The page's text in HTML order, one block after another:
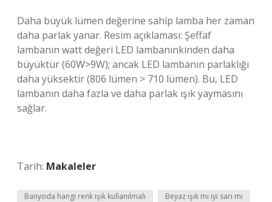
Daha büyük lümen değerine sahip lamba her zaman
daha parlak yanar. Resim açıklaması: Şeffaf
lambanın watt değeri LED lambanınkinden daha
büyüktür (60W>9W); ancak LED lambanın parlaklığı
daha yüksektir (806 lümen > 710 lümen). Bu, LED
lambanın daha fazla ve daha parlak ışık yaymasını
sağlar.
Tarih: Makaleler
Banyoda hangi renk ışık kullanılmalı Beyaz ışık mı iyi sarı mı